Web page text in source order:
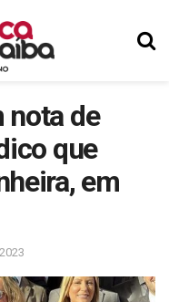
nota de
que
em